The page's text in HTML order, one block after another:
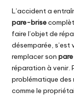
L’accident a
pare-brise
faire l’objet de
désemparée,
remplacer son
réparation à venir.
problématique des
comme le